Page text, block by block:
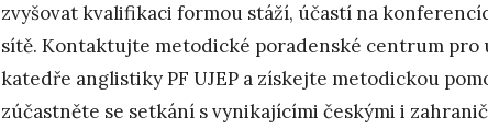
zvyšovat kvalifikaci formou stáží, účastí na
sítě. Kontaktujte metodické poradenské centrum
katedře anglistiky PF UJEP a získejte metodickou
zúčastněte se setkání s vynikajícími českými i